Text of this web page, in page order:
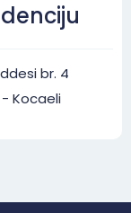
br. 4
Kocaeli